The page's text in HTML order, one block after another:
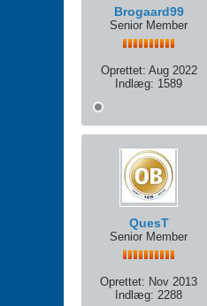
Brogaard99
Senior Member
Oprettet: Aug 2022
Indlæg: 1589
QuesT
Senior Member
Oprettet: Nov 2013
Indlæg: 2288